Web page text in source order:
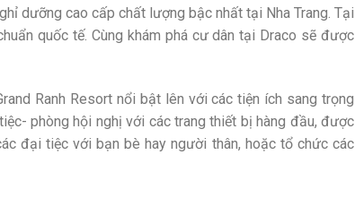
dưỡng cao cấp chất lượng bậc nhất tại Nha Trang. Tại
quốc tế. Cùng khám phá cư dân tại Draco sẽ được
Ranh Resort nổi bật lên với các tiện ích sang trọng
phòng hội nghị với các trang thiết bị hàng đầu, được
đại tiệc với bạn bè hay người thân, hoặc tổ chức các